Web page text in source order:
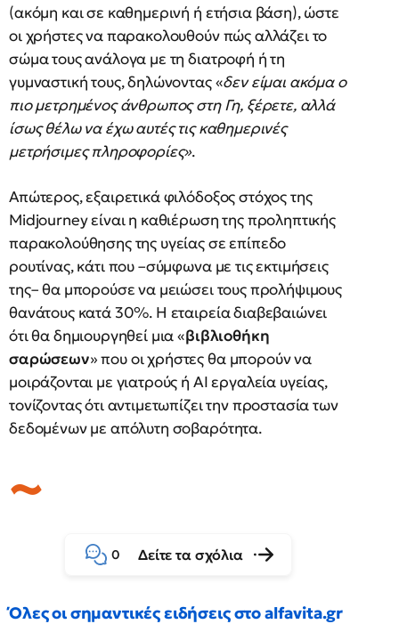
(ακόμη και σε καθημερινή ή ετήσια βάση), ώστε
οι χρήστες να παρακολουθούν πώς αλλάζει το
σώμα τους ανάλογα με τη διατροφή ή τη
γυμναστική τους, δηλώνοντας «δεν είμαι ακόμα ο
πιο μετρημένος άνθρωπος στη Γη, ξέρετε, αλλά
ίσως θέλω να έχω αυτές τις καθημερινές
μετρήσιμες πληροφορίες».
Απώτερος, εξαιρετικά φιλόδοξος στόχος της
Midjourney είναι η καθιέρωση της προληπτικής
παρακολούθησης της υγείας σε επίπεδο
ρουτίνας, κάτι που –σύμφωνα με τις εκτιμήσεις
της– θα μπορούσε να μειώσει τους προλήψιμους
θανάτους κατά 30%. Η εταιρεία διαβεβαιώνει
ότι θα δημιουργηθεί μια «βιβλιοθήκη
σαρώσεων» που οι χρήστες θα μπορούν να
μοιράζονται με γιατρούς ή AI εργαλεία υγείας,
τονίζοντας ότι αντιμετωπίζει την προστασία των
δεδομένων με απόλυτη σοβαρότητα.
0 Δείτε τα σχόλια
Όλες οι σημαντικές ειδήσεις στο alfavita.gr